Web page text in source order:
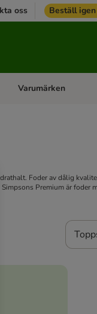
oss Beställ igen
Open category menu:
Varumärken
Foder av dålig
Premium är foder